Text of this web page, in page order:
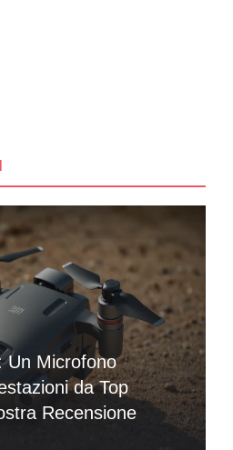
Un Microfono
da Top
Recensione